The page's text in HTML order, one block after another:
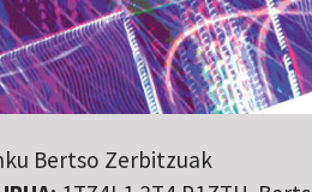
Bertso Zerbitzuak